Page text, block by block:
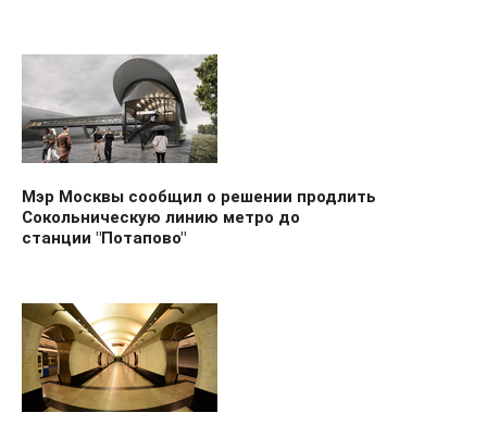
Мэр Москвы сообщил о решении продлить
Сокольническую линию метро до
станции "Потапово"